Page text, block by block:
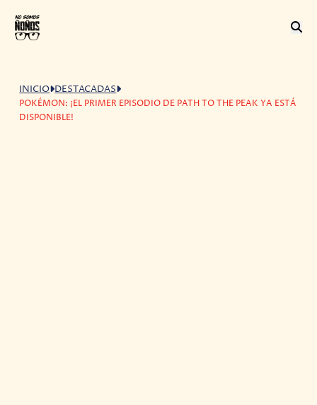
INICIO DESTACADAS
POKÉMON: ¡EL PRIMER EPISODIO DE PATH TO THE PEAK YA ESTÁ
DISPONIBLE!